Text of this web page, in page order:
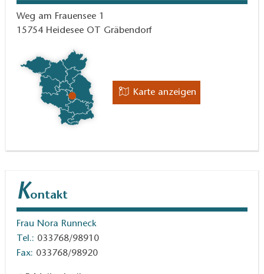
Weg am Frauensee 1
15754 Heidesee OT Gräbendorf
Karte anzeigen
Kontakt
Frau Nora Runneck
Tel.: 033768/98910
Fax: 033768/98920